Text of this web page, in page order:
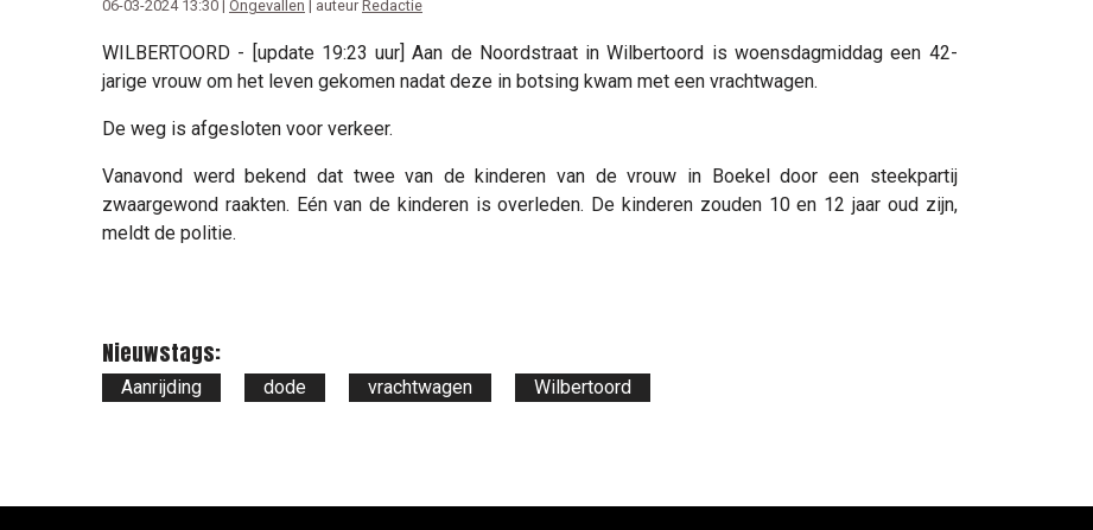
06-03-2024 13:30 | Ongevallen | auteur Redactie
WILBERTOORD - [update 19:23 uur] Aan de Noordstraat in Wilbertoord is woensdagmiddag een 42-
jarige vrouw om het leven gekomen nadat deze in botsing kwam met een vrachtwagen.
De weg is afgesloten voor verkeer.
Vanavond werd bekend dat twee van de kinderen van de vrouw in Boekel door een steekpartij
zwaargewond raakten. Eén van de kinderen is overleden. De kinderen zouden 10 en 12 jaar oud zijn,
meldt de politie.
Nieuwstags:
Aanrijding dode vrachtwagen Wilbertoord